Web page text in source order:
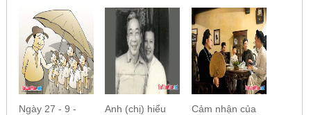
Ngày 27 - 9 -
Anh (chị) hiểu
Cảm nhận của